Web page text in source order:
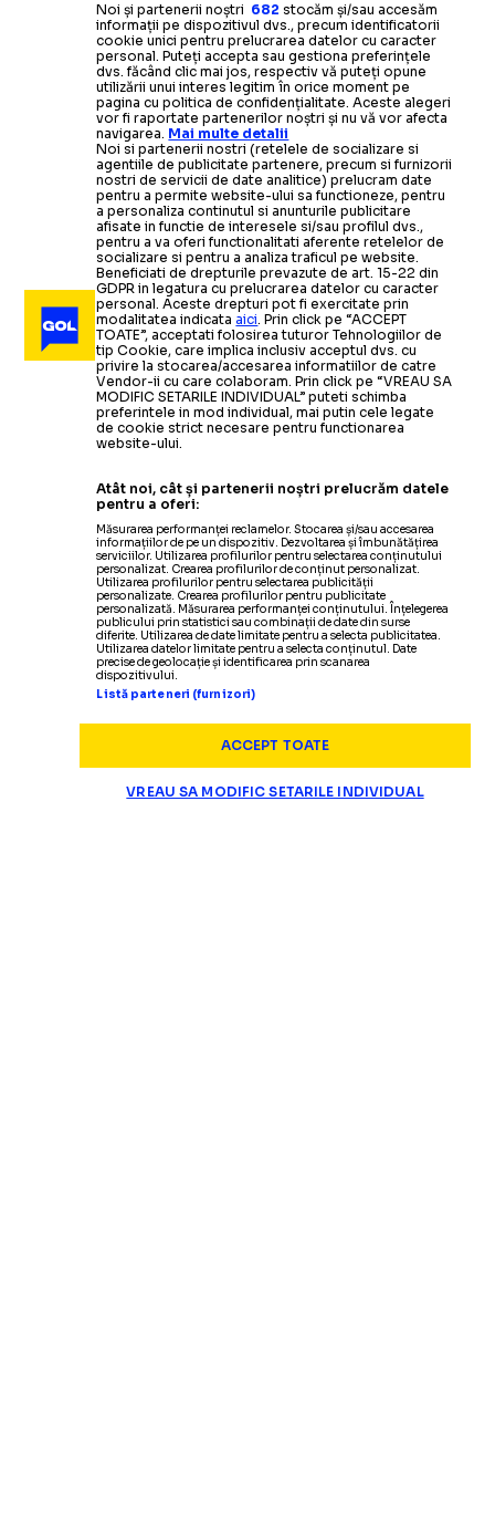
Noi și partenerii noștri 682 stocăm și/sau accesăm
informații pe dispozitivul dvs., precum identificatorii
cookie unici pentru prelucrarea datelor cu caracter
personal. Puteți accepta sau gestiona preferințele
dvs. făcând clic mai jos, respectiv vă puteți opune
utilizării unui interes legitim în orice moment pe
pagina cu politica de confidențialitate. Aceste alegeri
vor fi raportate partenerilor noștri și nu vă vor afecta
navigarea. Mai multe detalii
Noi si partenerii nostri (retelele de socializare si
agentiile de publicitate partenere, precum si furnizorii
nostri de servicii de date analitice) prelucram date
pentru a permite website-ului sa functioneze, pentru
a personaliza continutul si anunturile publicitare
afisate in functie de interesele si/sau profilul dvs.,
pentru a va oferi functionalitati aferente retelelor de
socializare si pentru a analiza traficul pe website.
Beneficiati de drepturile prevazute de art. 15-22 din
GDPR in legatura cu prelucrarea datelor cu caracter
personal. Aceste drepturi pot fi exercitate prin
modalitatea indicataaici. Prin click pe “ACCEPT
TOATE”, acceptati folosirea tuturor Tehnologiilor de
tip Cookie, care implica inclusiv acceptul dvs. cu
privire la stocarea/accesarea informatiilor de catre
Vendor-ii cu care colaboram. Prin click pe “VREAU SA
MODIFIC SETARILE INDIVIDUAL” puteti schimba
preferintele in mod individual, mai putin cele legate
de cookie strict necesare pentru functionarea
website-ului.
Atât noi, cât și partenerii noștri prelucrăm datele
pentru a oferi:
Măsurarea performanței reclamelor. Stocarea și/sau accesarea
informațiilor de pe un dispozitiv. Dezvoltarea și îmbunătățirea
serviciilor. Utilizarea profilurilor pentru selectarea conținutului
personalizat. Crearea profilurilor de conținut personalizat.
Utilizarea profilurilor pentru selectarea publicității
personalizate. Crearea profilurilor pentru publicitate
personalizată. Măsurarea performanței conținutului. Înțelegerea
publicului prin statistici sau combinații de date din surse
diferite. Utilizarea de date limitate pentru a selecta publicitatea.
Utilizarea datelor limitate pentru a selecta conținutul. Date
precise de geolocație și identificarea prin scanarea
dispozitivului.
Listă parteneri (furnizori)
ACCEPT TOATE
VREAU SA MODIFIC SETARILE INDIVIDUAL